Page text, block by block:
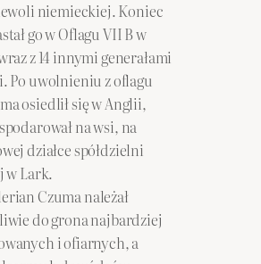
niemieckiej. Koniec
go w Oflagu VII B w
z 14 innymi generałami
Po uwolnieniu z oflagu
osiedlił się w Anglii,
na wsi, na
działce spółdzielni
w Lark.
Czuma należał
do grona najbardziej
i ofiarnych, a